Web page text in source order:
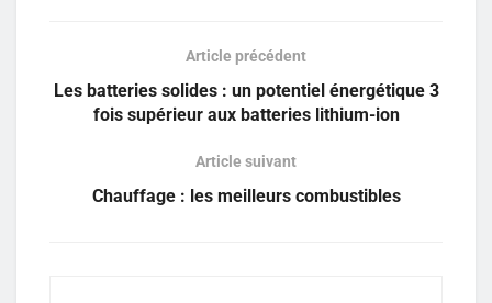
Article précédent
Les batteries solides : un potentiel énergétique 3
fois supérieur aux batteries lithium-ion
Article suivant
Chauffage : les meilleurs combustibles